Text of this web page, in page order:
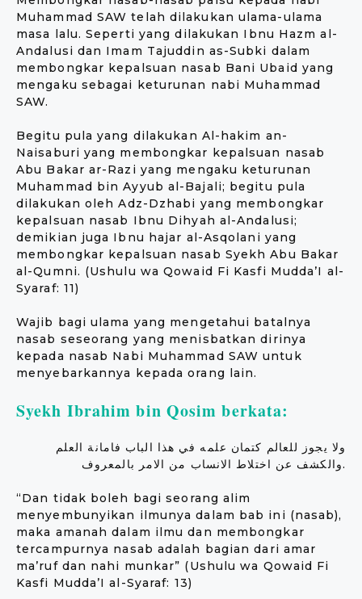
Muhammad SAW telah dilakukan ulama-ulama
masa lalu. Seperti yang dilakukan Ibnu Hazm al-
Andalusi dan Imam Tajuddin as-Subki dalam
membongkar kepalsuan nasab Bani Ubaid yang
mengaku sebagai keturunan nabi Muhammad
SAW.
Begitu pula yang dilakukan Al-hakim an-
Naisaburi yang membongkar kepalsuan nasab
Abu Bakar ar-Razi yang mengaku keturunan
Muhammad bin Ayyub al-Bajali; begitu pula
dilakukan oleh Adz-Dzhabi yang membongkar
kepalsuan nasab Ibnu Dihyah al-Andalusi;
demikian juga Ibnu hajar al-Asqolani yang
membongkar kepalsuan nasab Syekh Abu Bakar
al-Qumni. (Ushulu wa Qowaid Fi Kasfi Mudda’I al-
Syaraf: 11)
Wajib bagi ulama yang mengetahui batalnya
nasab seseorang yang menisbatkan dirinya
kepada nasab Nabi Muhammad SAW untuk
menyebarkannya kepada orang lain.
Syekh Ibrahim bin Qosim berkata:
ولا يجوز للعالم كتمان علمه في هذا الباب فامانة العلم
والكشف عن اختلاط الانساب من الامر بالمعروف.
“Dan tidak boleh bagi seorang alim
menyembunyikan ilmunya dalam bab ini (nasab),
maka amanah dalam ilmu dan membongkar
tercampurnya nasab adalah bagian dari amar
ma’ruf dan nahi munkar” (Ushulu wa Qowaid Fi
Kasfi Mudda’I al-Syaraf: 13)